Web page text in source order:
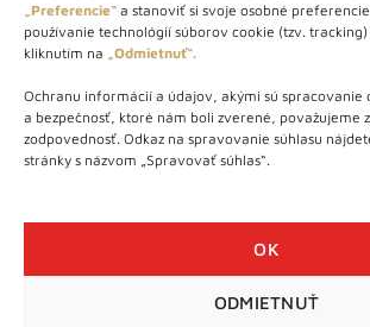
„Preferencie“ a stanoviť si svoje osobné
používanie technológií súborov cookie (tzv.
kliknutím na „Odmietnuť“.
Ochranu informácií a údajov, akými sú spracovanie
a bezpečnosť, ktoré nám boli zverené, považujeme
zodpovednosť. Odkaz na spravovanie súhlasu
stránky s názvom „Spravovať súhlas“.
OK
ODMIETNUŤ
STORE – obchod s vínom a destilátmi od roku
webovej stránke predávame viac ako 1000+
produktov.
Info tel.: +421 917 779 888
Vínotéka: +421 917 888 879
Vínotéka: Bratislavská 49/B, Bratislava 841